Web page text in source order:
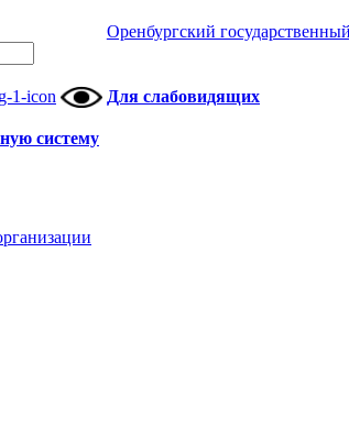
Оренбургский
Для слабовидящих
систему